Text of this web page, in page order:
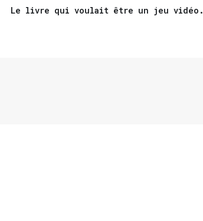
Le livre qui voulait être un jeu vidéo.